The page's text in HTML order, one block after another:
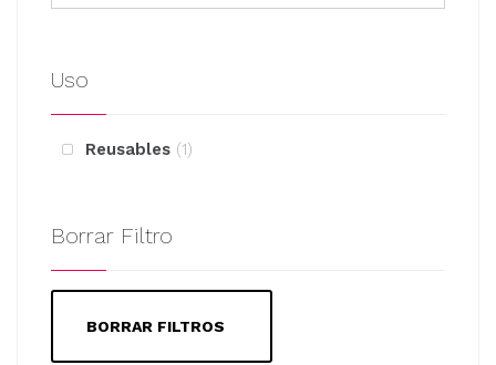
Uso
Reusables 1
Borrar Filtro
BORRAR FILTROS